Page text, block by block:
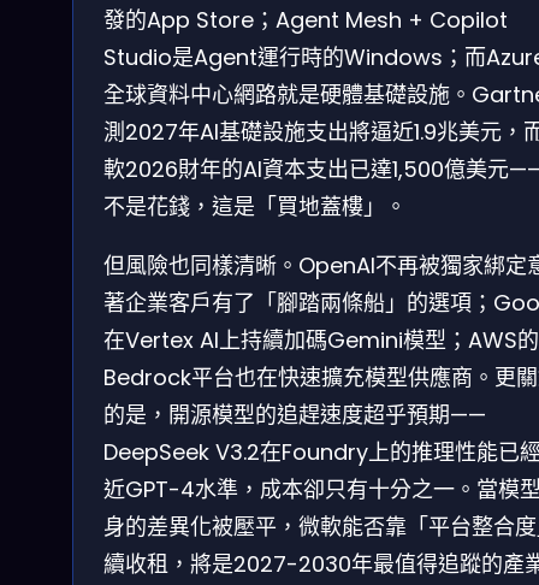
發的App Store；Agent Mesh + Copilot
Studio是Agent運行時的Windows；而
全球資料中心網路就是硬體基礎設施。
測2027年AI基礎設施支出將逼近1.9兆美元，
軟2026財年的AI資本支出已達1,500億美元
不是花錢，這是「買地蓋樓」。
但風險也同樣清晰。OpenAI不再被獨家綁定
著企業客戶有了「腳踏兩條船」的選項；
在Vertex AI上持續加碼Gemini模型；AWS的
Bedrock平台也在快速擴充模型供應商。更
的是，開源模型的追趕速度超乎預期——
DeepSeek V3.2在Foundry上的推理性能已
近GPT-4水準，成本卻只有十分之一。當模
身的差異化被壓平，微軟能否靠「平台整合
續收租，將是2027-2030年最值得追蹤的產